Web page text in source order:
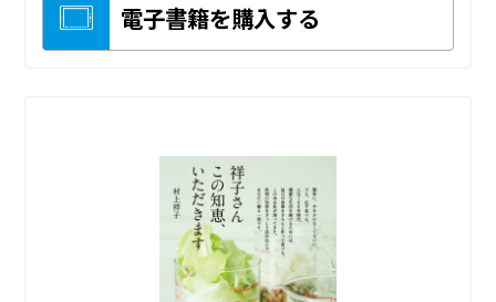
電子書籍を購入する